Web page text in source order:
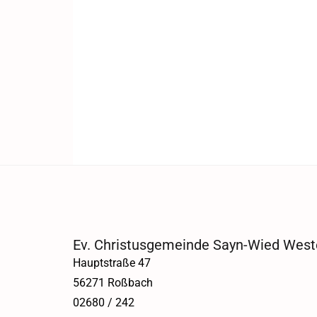
Ev. Christusgemeinde Sayn-Wied
Hauptstraße 47
56271 Roßbach
02680 / 242